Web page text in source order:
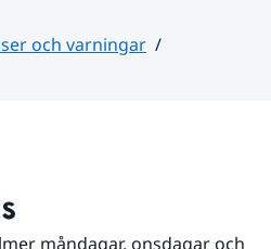
och varningar
måndagar, onsdagar och